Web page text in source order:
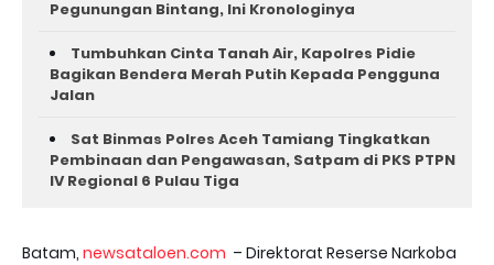
Pegunungan Bintang, Ini Kronologinya
Tumbuhkan Cinta Tanah Air, Kapolres Pidie
Bagikan Bendera Merah Putih Kepada Pengguna
Jalan ‎
Sat Binmas Polres Aceh Tamiang Tingkatkan
Pembinaan dan Pengawasan, Satpam di PKS PTPN
IV Regional 6 Pulau Tiga
Batam, newsataloen.com – Direktorat Reserse Narkoba